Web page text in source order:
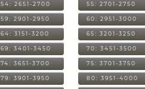
54: 2651-2700 55: 2701-2750
59: 2901-2950 60: 2951-3000
64: 3151-3200 65: 3201-3250
69: 3401-3450 70: 3451-3500
74: 3651-3700 75: 3701-3750
79: 3901-3950 80: 3951-4000